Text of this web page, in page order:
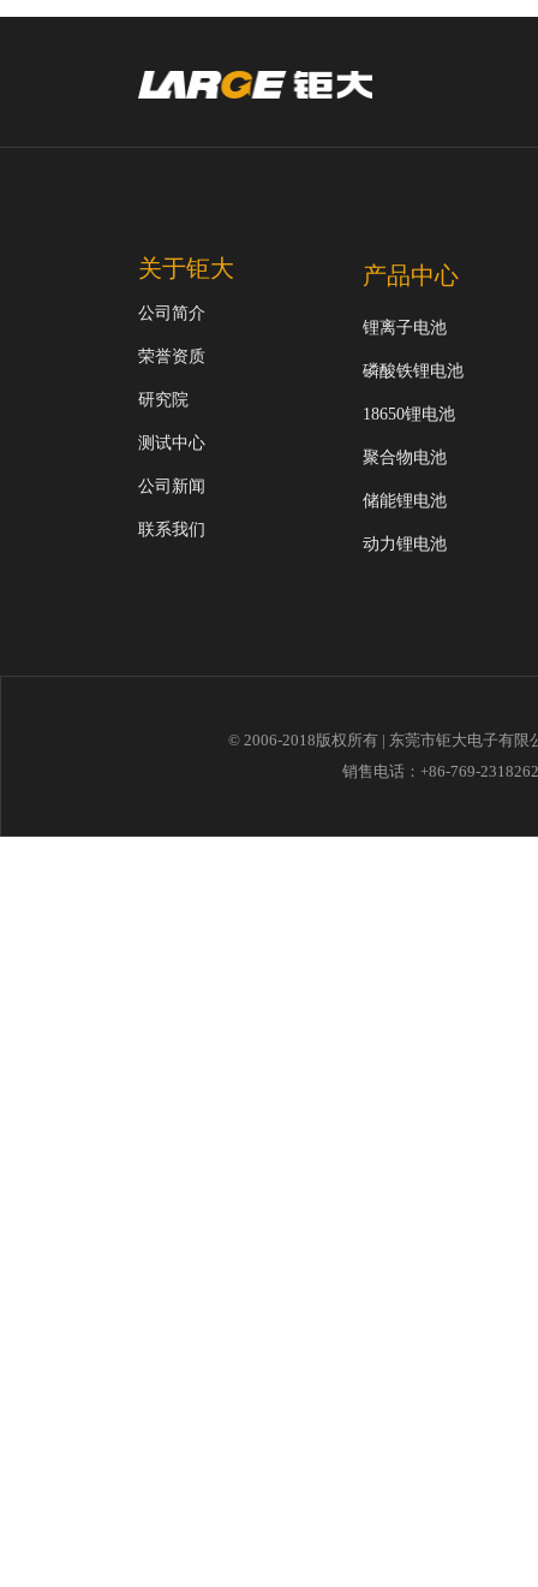
关于钜大
公司简介
荣誉资质
研究院
测试中心
公司新闻
联系我们
产品中心
锂离子电池
磷酸铁锂电池
18650锂电池
聚合物电池
储能锂电池
动力锂电池
© 2006-2018版权所有 | 东莞市钜大电子有
销售电话：+86-769-